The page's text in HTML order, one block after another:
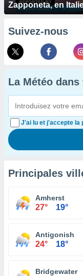
Zapponeta, en
Suivez-nous
La Météo
J'ai lu et j'accepte la
Principales
Amherst
27° 19°
Antigonish
24° 18°
Bridgewater